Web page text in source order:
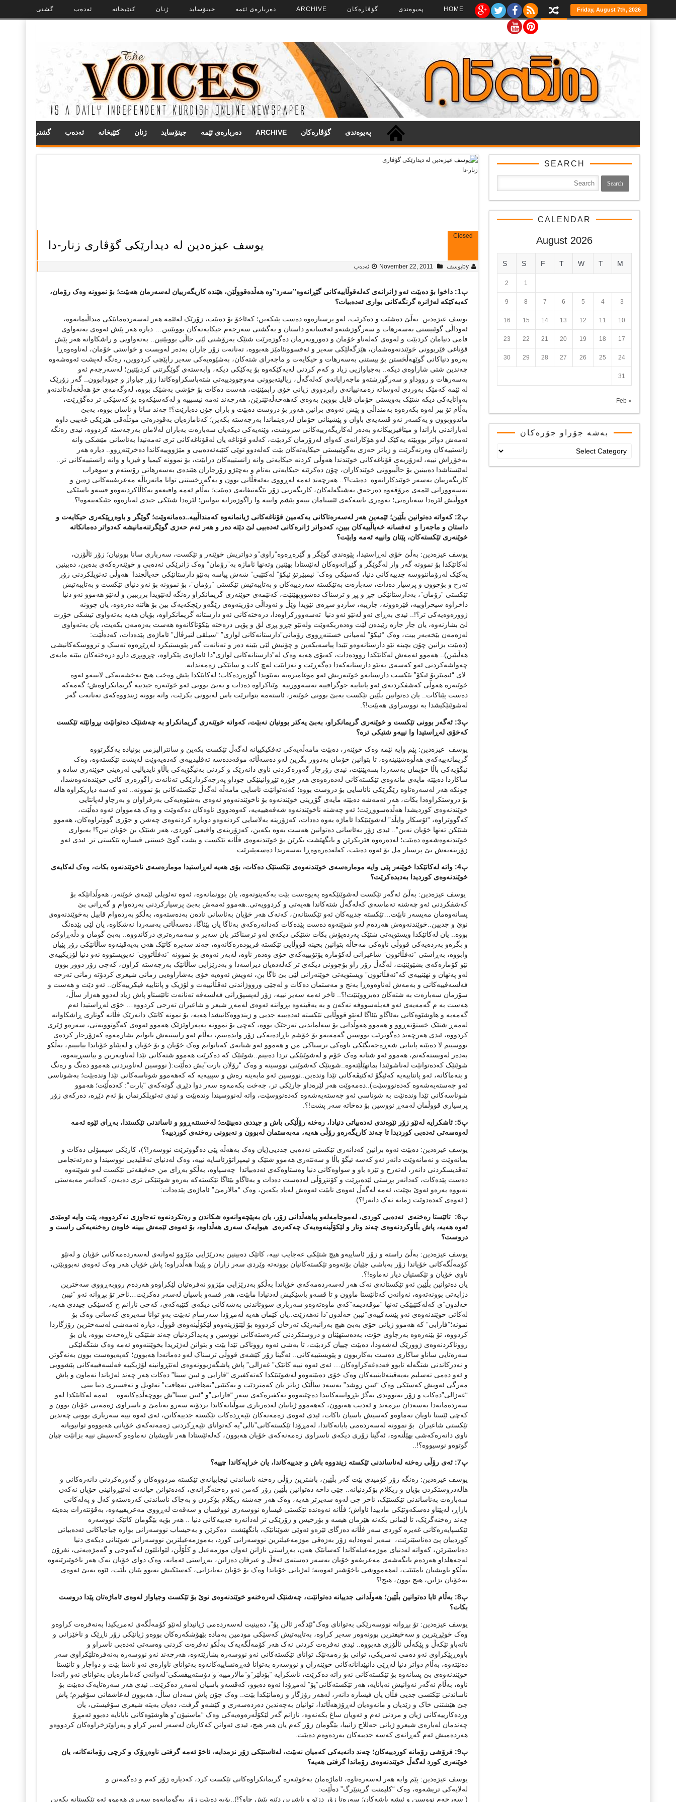
گشتی ئەدەب کتێبخانە ژنان جینۆساید ده‌رباره‌ی ئێمه ARCHIVE گۆڤاره‌کان په‌‌یوه‌ندی HOME Friday, August 7th, 2026
گشتی ئەدەب کتێبخانە ژنان جینۆساید ده‌رباره‌ی ئێمه ARCHIVE گۆڤاره‌کان په‌‌یوه‌ندی
یوسف عیزه‌دین له‌ دیدارێکی گۆڤاری زنار-دا
Closed
byیوسف November 22, 2011 ئەدەب
پ1: داخوا بۆ ده‌بێت ئه‌و ژانرانه‌ی که‌له‌قوڵاییه‌کانی گێڕانه‌وه”سه‌رد”‌وه‌ هه‌ڵده‌قووڵێن، هێنده‌ کاریگه‌رییان له‌سه‌رمان هه‌بێت؛ بۆ نموونه‌ وه‌ک رۆمان،
که‌یه‌کێكه‌ له‌ژانره‌ گرنگه‌کانی بواری ئه‌ده‌بیات؟
یوسف عیزه‌دین: به‌ڵێ ده‌شێت و ده‌کرێت، له‌و پرسیاره‌وه‌ ده‌ست پێبکه‌ین؛ که‌ئاخۆ بۆ ده‌بێت، زۆرێک له‌ئێمه‌ هه‌ر له‌سه‌رده‌مانێکی منداڵیمانه‌وه‌،
ئه‌وداڵی گوێبیستی به‌سه‌رهات و سه‌رگوزشته‌و ئه‌فسانه‌و داستان و به‌گشتی سه‌رجه‌م حیکایه‌ته‌کان بووبێتین… دیاره‌ هه‌ر پێش ئه‌وه‌ی به‌ته‌واوی
فامی دنیامان کردبێت و له‌وه‌ی که‌له‌ناو خۆمان و ده‌وروبه‌رمان ده‌گوزه‌رێت شتێک به‌رۆشنی لێی حاڵی بووبێتین.. به‌ته‌واویی و راشکاوانه‌ هه‌ر پێش
قۆناغی فێربوونی خوێندنه‌وه‌شمان، هێزگه‌لێکی سه‌یر و ئه‌فسوونئامێز هه‌بووه‌، ته‌نانه‌ت زۆر جاران به‌ده‌ر له‌ویست و خواستی خۆمان، له‌ناوه‌وه‌ڕا
به‌ره‌و دنیاکانی گوێهه‌ڵخستن بۆ بیستنی به‌سه‌رهات و حیکایه‌ت و ماجه‌رای شته‌کان، به‌شێوه‌یه‌کی سه‌یر راپێچی کردووین، ره‌نگه‌ له‌پشت ئه‌وه‌شه‌وه‌
چه‌ندین شتی شاراوه‌ی دیکه..‌ به‌جیاوازیی زیاد و که‌م کردنی له‌یه‌کێکه‌وه‌ بۆ یه‌کێکی دیکه‌، وابه‌سته‌ی گوێگرتنی کردبێتین؛ له‌سه‌رجه‌م ئه‌و
به‌سه‌رهات و رووداو و سه‌رگوزشته‌و ماجه‌رایانه‌ی که‌له‌گه‌ڵ، ریالیته‌بوونی مه‌وجوودییه‌تی شته‌باسکراوه‌کاندا زۆر جیاواز و جوودابوون.. گه‌ر زۆرێک
له‌ ئێمه‌ که‌مێک به‌وردی له‌و‌ساته‌ زه‌مه‌نییانه‌ی رابردووی ژیانی خۆی رابمێنێت، هه‌ست ده‌کات بۆ خۆشی به‌شێک بووه‌، له‌وگه‌مه‌ی خۆ هه‌ڵخه‌ڵه‌تاندنه‌و
به‌واتایه‌کی دیکه‌ شتێک به‌ویستی خۆمان قایل بووین به‌وه‌ی که‌هه‌خه‌ڵه‌تێنرێن، هه‌رچه‌ند ئه‌مه‌ نیسبییه‌ و له‌که‌سێکه‌وه‌ بۆ که‌سێکی تر ده‌گۆڕێت،
به‌ڵام تۆ بیر له‌وه‌ بکه‌ره‌وه‌ به‌منداڵی و پێش ئه‌وه‌ی بزانین هه‌ور بۆ دروست ده‌بێت و باران چۆن ده‌بارێت؟! چه‌ند سانا و ئاسان بووه‌، به‌بێ
ماندووبوون و یه‌کسه‌ر ئه‌و قسه‌یه‌ی باوان و پێشینانی خۆمان له‌زه‌ینماندا به‌رجه‌سته‌ بکه‌ین؛ که‌ئاماژه‌یان به‌قودره‌تی موتڵه‌قی هێزێکی غه‌یبی داوه‌
له‌باراندنی باراندا و میتافیزییکانه‌و به‌ده‌ر له‌کاریگه‌رییه‌کانی سروشت، وێنه‌یه‌کی دیکه‌یان سه‌باره‌ت به‌باران له‌لامان به‌رجه‌سته‌ کردووه‌، ئیدی ره‌نگه‌
ئه‌مه‌ش دواتر بووبێته‌‌ یه‌كێک له‌و هۆکارانه‌ی که‌وای له‌زۆرمان کردبێت، که‌له‌و قۆناغه‌ یان له‌قۆناغه‌کانی تری ته‌مه‌نیدا به‌ئاسانی مێشکی وانه‌
زانستییه‌کان وه‌رنه‌گرێت و زیاتر حه‌زی به‌گوێبیستی حیکایه‌ته‌کان بێت که‌له‌دوو توێی کتێبه‌ئه‌ده‌بیی و مێژووییه‌کاندا ده‌خرێته‌ڕوو.. دیاره‌ هه‌ر
به‌خۆڕاش نییه‌، له‌زۆربه‌ی قۆناغه‌کانی خوێندندا هه‌وڵی کردنه‌ حیکایه‌تی وانه‌ زانستییه‌کان درابێت، بۆ نموونه‌ کیمیا و فیزیا و وانه‌ زانستییه‌کانی تر..
له‌ئێستاشدا ده‌بینین بۆ حاڵیبوونی خوێندکاران، چۆن ده‌کرێنه‌ حیکایه‌تی به‌تام و به‌چێژو زۆرجاران هێنده‌ی به‌سه‌رهاتی رۆسته‌م و سوهراب
کاریگه‌رییان به‌سه‌ر خوێندکارانه‌وه‌ ده‌بێت!؟.. هه‌رچه‌ند ئه‌مه‌ له‌ڕووی به‌ئه‌قڵانی بوون و به‌گه‌ڕخستنی توانا ماته‌ریاڵه‌ مه‌عریفییه‌کانی زه‌ین و
ته‌سه‌ووراتی ئێمه‌ی مرۆڤه‌وه‌ ده‌رحه‌ق به‌شتگه‌له‌کان، کا‌ریگه‌ریی زۆر نێگه‌تیفانه‌ی ده‌بێت؛ به‌ڵام ئه‌مه‌ واقیعه‌و یه‌کاڵاکردنه‌وه‌و قسه‌و باسێکی
قووڵیش لێره‌دا سه‌باره‌تی؛ ته‌وه‌ری باسه‌که‌ی ئێستامان نییه‌و پێشم وانییه‌ وا راگوزه‌رانه‌ بتوانین؛ لێره‌دا شتێکی جیدی له‌باره‌وه‌ جێبکه‌ینه‌وه‌!؟.
پ2: که‌واته‌ ده‌توانین بڵێین؛ ئێمه‌ین هه‌ر له‌سه‌ره‌تاکانی یه‌که‌مین قۆناغه‌کانی ژیانمانه‌وه‌ که‌منداڵییه‌..ده‌مانه‌وێت؛ گوێگر و باوه‌ڕپێکه‌ری حیکایه‌ت و
داستان و ماجه‌را و ئه‌فسانه‌ خه‌یاڵییه‌کان ببین، که‌دواتر ژانره‌کانی ئه‌ده‌بیی لێ دێته‌ ده‌ر و هه‌ر ئه‌م حه‌زی گوێگرتنه‌مانیشه‌‌ که‌دواتر ده‌مانکاته‌
خوێنه‌ری تێکسته‌کان، پێتان وانییه‌ ئه‌مه‌ وابێت؟
یوسف عیزه‌دین: به‌ڵێ خۆی له‌ڕاستیدا، پێوه‌ندی گوێگر و گێره‌ڕه‌وه”راوی”‌و دواتریش خوێنه‌ر و تێکست، سه‌رباری سانا بوونیان؛ زۆر ئاڵۆزن،
له‌کاتێکدا بۆ نموونه‌ گه‌ر واز له‌گوێگر و گێڕانه‌وه‌کان له‌ئێستادا بهێنین وته‌نها ئاماژه‌ به‌”رۆمان” وه‌ک ژانرێکی ئه‌ده‌بی و خوێنه‌ره‌که‌ی بده‌ین، ده‌بینین
یه‌کێک له‌رۆماننووسه‌ جدییه‌کانی دنیا، که‌سێکی وه‌ک” ئیمبێرتۆ ئیکۆ” له‌کتێبی” شه‌ش پیاسه‌ به‌نێو دارستانێکی خه‌یاڵچندا” هه‌وڵی ته‌ئویلکردنی زۆر
ته‌رح و بۆچوون و پرسیار ده‌دات، سه‌باره‌ت به‌تێکسته‌ سه‌ردییه‌کان و به‌تایبه‌تیش تێکستی “رۆمان”، بۆ نموونه‌ بۆ ئه‌و دنیای تێکست و به‌تایبه‌تیش
تێکستی “رۆمان”، به‌دارستانێکی چڕ و پڕ و ترسناک ده‌شووبهێنێت، که‌ئێمه‌ی خوێنه‌ری گریمانکراو ره‌نگه‌ له‌نێویدا بزرببین و له‌نێو هه‌موو ئه‌و دنیا
داخراوه‌ سیحراوییه‌، قێزه‌وونه،‌ جازیبه‌، ساردو سڕه‌ی نێویدا وێڵ و ئه‌وداڵی دۆزینه‌وه‌ی رێگه‌و رێچکه‌یه‌ک بین بۆ هاتنه‌ ده‌ره‌وه،‌ یان چوونه‌
ژووره‌وه‌یه‌کی تر؟!.. ئیدی به‌ڕای ئه‌و له‌نێو ئه‌و دنیا ته‌سه‌وورکراوه‌دا، دره‌خته‌کانی ئه‌و دارستانه‌ گریمانکراوه‌، ‌بۆیان هه‌یه‌ به‌ته‌واوی تیشکی خۆرت
لێ بشارنه‌وه،‌ یان جار جاره‌ رێبده‌ن لێت وه‌ده‌ربکه‌وێت وله‌نێو چڕو پڕی لق و پۆپی دره‌خته‌ بێکۆتاکانه‌وه‌ هه‌ست به‌زه‌مه‌ن بکه‌یت، یان به‌ته‌واوی
له‌زه‌مه‌ن بێخه‌به‌ر بیت، وه‌ک “ئیکۆ” له‌میانی خستنه‌ڕووی رۆمانی”دارستانه‌کانی لوازی” “سیلڤی لنیرڤال” ئاماژه‌ی پێده‌دات، که‌ده‌ڵێت:
(ده‌بێت بزانین چۆن بچینه‌ نێو دارستانه‌وه‌و تێیدا پیاسه‌بکه‌ین و چۆنیش لێی بێینه‌ ده‌ر و ته‌نانه‌ت گه‌ر پێویستیکرد له‌ڕێڕه‌وه‌ ته‌سک و ترووسکه‌کانیشی
هه‌ڵبێین).. هه‌موو ئه‌مه‌ش له‌کاتێکدا رووده‌دات، که‌بۆی هه‌یه‌ وه‌ک له‌”دارستانه‌کانی لوازی”دا ئاماژه‌ی پێکراوه‌، چڕوپڕی دارو دره‌خته‌کان ببێته‌ مایه‌ی
چه‌واشه‌کردنی ئه‌و که‌سه‌ی به‌نێو دارستانه‌که‌دا ده‌گه‌ڕێت و نه‌زانێت له‌چ کات و ساتێکی زه‌مه‌ندایه‌.
لای “ئیمبێرتۆ ئیکۆ” تێکست دارستانه‌و خوێنه‌ریش ئه‌و موغامیره‌یه‌ به‌نێویدا گوزه‌رده‌کات؛ له‌کاتێکدا پێش وه‌خت هیچ نه‌خشه‌یه‌کی لانییه‌و ئه‌وه‌
خوێنه‌ره‌ هه‌وڵی که‌شفکردنه‌ی ئه‌و پانتاییه‌ جوگرافییه‌ ته‌سه‌وورییه‌ ‌ وێناکراوه‌ ده‌دات و به‌بێ بوونی ئه‌و خوێنه‌ره‌ جیدییه‌ گریمانکراوه‌ش؛ گه‌مه‌که‌
ده‌ست پێناکات.. یان ده‌توانین بڵێین تێکست به‌بێ بوونی خوێنه‌ر، ئاسته‌مه‌ بتوانرێت باس له‌بوونی بکرێت، واته‌ بوونه‌ زیندووه‌که‌ی ته‌نانه‌ت گه‌ر
له‌شوێنێکیشدا به‌ نووسراوی هه‌بێت!؟.
پ3: ئه‌گه‌ر بوونی تێکست و خوێنه‌ری گریمانکراو، به‌بێ یه‌کتر بوونیان نه‌بێت، که‌واته‌ خوێنه‌ری گریمانکراو به‌ چه‌شنێک ده‌توانێت ‌بڕوانێته تێکست
که‌خۆی له‌ڕاستیدا وا نییه‌و شتیکی تره‌؟
یوسف عیزه‌دین: پێم وایه‌ ئێمه‌ وه‌ک خوێنه‌ر، ده‌بێت مامه‌ڵه‌یه‌کی ته‌فکیکییانه‌ له‌گه‌ڵ تێکست بکه‌ین و سانترالیزمی بونیاده‌ یه‌کگرتووه‌
گریمانه‌ییه‌که‌ی هه‌ڵوه‌شێنینه‌وه‌، تا بتوانین خۆمان به‌دوور بگرین له‌و ده‌سه‌ڵاته‌ موقه‌دده‌سه‌ ته‌قلیدییه‌ی که‌ده‌یه‌وێت له‌پشت تێکسته‌وه‌، وه‌ک
ئیگۆیه‌کی باڵا خۆیمان به‌سه‌ردا بسه‌پێنێت، ئیدی زۆرجار گه‌وره‌کردنی ناوی دانه‌رێک و کردنی به‌ئیگۆیه‌کی باڵاو ئایدیالیی له‌زه‌ینی خوێنه‌ری ساده‌ و
ساکاردا ده‌بێته‌ مایه‌ی مانه‌وه‌ی تێکسته‌کانی له‌ده‌ره‌وه‌ی هه‌ر جۆره‌ تێڕوانینێکی جوداو په‌رچه‌کردارێکی ته‌نانه‌ت راگوزه‌ری کاتی خوێنده‌نه‌وه‌شدا،
چونکه‌ هه‌ر له‌سه‌ره‌تاوه‌ رێگرێکی نائاسایی بۆ دروست بووه؛‌ که‌نه‌توانێت ‌ئاسایی مامه‌ڵه‌ له‌گه‌ڵ تێکسته‌کانی بۆ نموونه..‌ ئه‌و که‌سه‌ دیاریکراوه‌ هاله‌
بۆ دروستکراوه‌دا بکات، هه‌ر ئه‌مه‌شه‌ ده‌بێته‌ مایه‌ی گۆڕینی خوێندنه‌وه‌ بۆ ناخوێندنه‌وه‌و ئه‌وه‌ی به‌شێوه‌یه‌کی به‌رفراوان و به‌رچاو له‌پانتایی
خوێندنه‌وه‌ی کوردیشدا هه‌ڵده‌سووڕێت؛ ئه‌و چه‌شنه‌ ناخوێندنه‌وه‌ شه‌فه‌هییه‌یه‌، که‌وه‌دووی ناوه‌کان ده‌که‌وێت و وه‌ک هه‌مووان ئه‌وه‌ ده‌ڵێت،
که‌گووتراوه‌، “ئۆسکار وایڵد” له‌شوێنێکدا ئاماژه‌ به‌وه‌ ده‌دات، که‌زۆرینه‌ به‌لاسایی کردنه‌وه‌و دوباره‌ کردنه‌وه‌ی چه‌شن و جۆری گووتراوه‌کان، هه‌موو
شتێکن ته‌نها خۆیان نه‌بن”.. ئیدی زۆر به‌ئاسانی ده‌توانین هه‌ست به‌وه‌ بکه‌ین، که‌زۆرینه‌ی واقیعی کوردی، هه‌ر شتێک بن خۆیان نین؟! به‌بواری
خوێندنه‌وه‌شه‌وه‌ ده‌بێت؛ له‌ده‌ره‌وه‌ فێربکرێن و بانگهێشت بکرێن بۆ خوێندنه‌وه‌ی فڵانه‌ تێکست و پشت گوێ خستنی فیساره‌ تێکستی تر. ئیدی ئه‌و
زۆرینه‌یه‌ش بێ پرسیار مل بۆ ئه‌وه‌ ده‌نێت، که‌له‌ده‌ره‌وه‌ڕا به‌سه‌ریدا ده‌سه‌پێنرێت.
پ4: واته‌ له‌کاتێکدا خوێنه‌ر پێی وایه‌ موماره‌سه‌ی خوێندنه‌وه‌ی تێکستێک ده‌کات، بۆی هه‌یه‌ له‌ڕاستیدا موماره‌سه‌ی ناخوێندنه‌وه‌ بکات، وه‌ک له‌کایه‌ی
خوێندنه‌وه‌ی کوردیدا به‌دیده‌کرێت؟
یوسف عیزه‌دین: به‌ڵێ ئه‌گه‌ر تێکست له‌شوێنێکه‌وه‌ په‌یوه‌ست بێت به‌که‌ینونه‌وه‌، یان بوونمانه‌وه‌، ئه‌وه‌ ته‌ئویلی ئێمه‌ی خوێنه‌ر، هه‌وڵدانێکه‌ بۆ
که‌شفکردنی ئه‌و چه‌شنه‌ ته‌ماسه‌ی که‌له‌گه‌ڵ شته‌کاندا هه‌یه‌تی و کردوویه‌تی..هه‌موو ئه‌مه‌ش به‌بێ پرسیارکردنی به‌رده‌وام و گه‌ڕانی بێ
پسانه‌وه‌مان مه‌یسه‌ر نابێت…تێکسته‌ جدییه‌کان ئه‌و تێکستانه‌ن، که‌نه‌ک هه‌ر خۆیان به‌ئاسانی ناده‌ن به‌ده‌سته‌وه‌، به‌ڵکو به‌رده‌وا‌م قابیل به‌خوێندنه‌وه‌ی
نوێ و جدیین..خوێندنه‌وه‌ش هه‌رده‌م له‌و شوێنه‌وه‌ ده‌ست پێده‌کات که‌دانه‌ره‌که‌ی به‌ئاگا یان بێئاگا، ده‌سه‌ڵاتی به‌سه‌ردا نه‌شکاوه‌، یان لێی بێده‌نگ
بووه‌.. یان له‌کاتێکدا ویستویه‌تی شتێک په‌رده‌پۆش بکات شتێکی دیکه‌ی له‌و ترسناکتر یان سه‌یر و سه‌مه‌ره‌تری درکاندووه‌.. به‌بێ گومان و دڵه‌ڕاوکێ
و بگره‌و به‌رده‌یه‌کی قووڵی ناوه‌کی مه‌حاڵه‌ بتوانین بچینه‌ قووڵایی تێکسته ‌فریوده‌ره‌کانه‌وه‌، چه‌ند سه‌یره‌ کاتێک هه‌ن به‌یه‌قینه‌وه‌ ساڵانێکی زۆر پێیان
وابووه‌، به‌ڕاستی “ئه‌فڵاتوون” شاعیرانی له‌کۆماره‌ یۆتۆبییه‌که‌ی خۆی وه‌ده‌ر ناوه‌، له‌به‌ر ئه‌وه‌ی بۆ نموونه‌ “ئه‌فڵاتوون” نه‌یویستووه‌ ئه‌و دنیا لۆژیکییه‌ی
نێو کۆماره‌که‌ی بشێوێنێت، له‌گه‌ڵ زۆر راو بۆچوونی دیکه‌ی تر که‌له‌ده‌یان دیراسه‌دا و به‌درێژایی ساڵانێک به‌رجه‌سته‌ کراون، که‌چی زۆر دوور بوون
له‌و په‌نهان و نهێنییه‌ی که‌”ئه‌فڵاتوون” ویستویه‌تی خوێنه‌رانی لێی بێ ئاگا بن، ئه‌ویش ئه‌وه‌یه‌ خۆی به‌شاراوه‌یی زمانی شیعری کردۆته‌ زمانی ته‌رحه‌
فه‌لسه‌فییه‌کانی و به‌مه‌ش له‌ناوه‌وه‌ڕا به‌نج و مه‌ستمان ده‌کات و له‌جێی ورووژاندنی ئه‌قڵانییه‌ت و لۆژیک و پانتاییه‌ فیکرییه‌کان.. ئه‌و دێت و هه‌ست و
سۆزمان سه‌باره‌ت به‌ شته‌کان ده‌بزووێنێت!؟.. ئاخر ئه‌مه‌ سه‌یر نییه‌، زۆر له‌پسپۆڕانی فه‌لسه‌فه‌ ته‌نانه‌ت تائێستاو پاش زیاد له‌دوو هه‌زار ساڵ،
هه‌ست به م گه‌مه‌یه‌ی ئه‌و فه‌یله‌سووفه‌ نه‌که‌ن و به‌ یه‌قینه‌وه‌ بڕواننه‌ ئه‌وه‌ی له‌مه‌ڕ شیعر و شاعیران ته‌رحی کردووه‌… خۆی له‌ڕاستیدا ئه‌م
گه‌مه‌یه‌ و هاوشێوه‌کانی به‌ئاگاو بێئاگا له‌نێو قووڵایی تێکسته‌ ئه‌ده‌بییه‌ جدیی و زیندووه‌کانیشدا هه‌یه‌، بۆ نمونه‌ کاتێک دانه‌رێک فڵانه‌ گوتاری ڕاشکاوانه‌
له‌مه‌ڕ شتێک خستۆته‌ڕوو و هه‌موو هه‌وڵدانی بۆ سه‌لماندنی ته‌رحێک بووه‌، که‌چی بۆ نموونه‌ به‌په‌راوێزێک هه‌موو ئه‌وه‌ی که‌گوتوویه‌تی، سه‌ره‌و ژێری
کردووه‌، ئیدی هه‌رچه‌ند ده‌گوترێت نووسین گه‌مه‌یه‌و بۆ خۆشم تاڕاده‌یه‌کی زۆر وایده‌بینم، به‌ڵام ئه‌و راستیه‌ش ناتوانم بشارمه‌وه‌ که‌زۆرجار کرده‌ی
نووسینم لا ده‌بێته‌ پانتایی شه‌ڕه‌جه‌نگێکی ناوه‌کی ترسناکی من و هه‌موو ئه‌و شتانه‌ی که‌ناتوانم وه‌ک خۆیان و بۆ خۆیان و له‌پێناو خۆیاندا بیانبینم، به‌ڵکو
به‌ده‌ر له‌ویسته‌که‌نم، هه‌موو ئه‌و شتانه‌ وه‌ک خۆم و له‌شوێنێکی تردا ده‌بینم..شوێنێک که‌ ده‌کرێت هه‌موو شته‌کانی تێدا له‌ناوبه‌رین و بیانسڕینه‌وه‌،
شوێنێک که‌ده‌توانێت له‌ناشوێندا بمانهێڵێته‌وه‌..شوینێک که‌شوێنی نووسینه‌ و وه‌ک “رۆلان بارت”یش ده‌ڵێت:( نووسین له‌ناوبردنی هه‌موو ده‌نگ و ره‌نگ
و بنه‌ماکانه‌، ئه‌و پانتاییه‌یه‌ که‌ئیگۆ ئه‌کتیڤه‌کانی تێدا ونده‌بن..نووسین ئه‌و مابه‌ینه‌ ره‌ش و سپییه‌یه‌ که‌ که‌هه‌موو شوناسه‌کانی تێدا ونده‌بێت؛ به‌شوناسی
ئه‌و جه‌سته‌یه‌شه‌وه‌ که‌ده‌نووسێت)..ده‌مه‌وێت هه‌ر لێره‌داو جارێکی تر، جه‌خت بکه‌مه‌وه‌‌ سه‌ر دوا دێڕی گوته‌که‌ی “بارت”: که‌ده‌ڵێت؛ هه‌موو
شوناسه‌کانی تێدا ونده‌نێت به‌ شوناسی ئه‌و جه‌سته‌یه‌شه‌وه‌ که‌ده‌نووسێت، واته‌ له‌نووسیندا ونده‌بێت و ئیدی ته‌ئویلکرنمان بۆ ئه‌م دێڕه‌، ده‌رکه‌ی زۆر
پرسیاری قووڵمان له‌مه‌ڕ نووسین بۆ ده‌خاته‌ سه‌ر پشت!؟.
پ5: ئاشکرایه‌ له‌نێو زۆر نێوه‌ندی ئه‌ده‌بیاتی دنیادا، ره‌خنه‌ رۆڵێکی باش و جیددی ده‌بینێت؛ له‌خستنه‌ڕوو و ناساندنی تێکستدا، به‌ڕای ئێوه‌ ئه‌مه‌
له‌وه‌سه‌تی ئه‌ده‌بی کوردیدا تا چه‌ند کاریگه‌ره‌و رۆڵی هه‌یه‌، مه‌به‌ستمان له‌بوون و نه‌بوونی ره‌خنه‌ی کوردییه‌؟
یوسف عیزه‌دین: ده‌بێت ئه‌وه‌ بزانین که‌دانه‌ری تێکستی ئه‌ده‌بی جددیی(یان وه‌ک به‌هه‌ڵه‌ پێی ده‌گووترێت نووسه‌ر!؟)، کارێکی سیمبۆلی ده‌کات و
بمانه‌وێت و نه‌مانه‌وێت دانه‌ر ئه‌و که‌سه‌ ئیگۆ باڵا و سه‌نته‌ری هه‌موو شتێک و ئیمپراتۆرئاسایه‌ نییه‌، وه‌ک له‌دنیای ته‌قلیدیی نووسیندا و ده‌رئه‌نجامی
ته‌قدیسکردنی دانه‌ر، له‌ته‌رح و تێزه‌ باو و سواوه‌کانی دنیا وه‌ستاوه‌که‌ی ئه‌ده‌بیاتدا چه‌سپاوه‌، به‌ڵکو به‌ڕای من حه‌قیقه‌تی تێکست له‌و شوێنه‌وه‌
ده‌ست پێده‌کات، که‌دانه‌ر بڕستی لێده‌بڕێت و کۆنتڕۆڵی له‌ده‌ست ده‌دات و به‌ئاگاو بێئاگا تێکسته‌که‌ به‌ره‌و شوێنێکی تری ده‌به‌ن، که‌دانه‌ر مه‌به‌ستی
نه‌بووه‌ به‌ره‌و ئه‌وێ بچێت، ئه‌مه‌ له‌گه‌ڵ ئه‌وه‌ی نابێت ئه‌وه‌ش له‌یاد بکه‌ین، وه‌ک “مالارمێ” ئاماژه‌ی پێده‌دات:
( ئه‌وه‌ی که‌ده‌دوێت زمانه‌ نه‌ک دانه‌ر!؟).
پ6: تائێستا ره‌خنه‌ی ئه‌ده‌بی کوردی، له‌موجامه‌له‌و پیاهه‌ڵدانی زۆر، یان به‌پێچه‌وانه‌وه‌ شکاندن و ره‌تکردنه‌وه‌ ته‌جاوزی نه‌کردووه‌، پێت وایه‌ ئومێدی
ئه‌وه‌ هه‌یه‌، پاش بڵاوکردنه‌وه‌ی چه‌ند وتار و لێکۆڵینه‌وه‌یه‌ک چه‌که‌ره‌ی هیوایه‌ک سه‌ری هه‌ڵداوه‌، بۆ ئه‌وه‌ی ئێمه‌ش ببینه‌ خاوه‌ن ره‌خنه‌یه‌کی راست و
دروست؟
یوسف عیزه‌دین: به‌ڵێ راسته‌ و زۆر ئاساییه‌و هیچ شتێکی عه‌جایب نییه‌، کاتێک ده‌بینین به‌درێژایی مێژوو ئه‌وانه‌ی له‌سه‌رده‌مه‌کانی خۆیان و له‌نێو
کۆمه‌ڵگه‌کانی خۆیاندا زۆر به‌باشی جێیان بۆته‌وه‌و تێکسته‌کانیان بوونه‌ته‌ وێردی سه‌ر زاران و پێیدا هه‌ڵدراوه‌؛ پاش خۆیان هه‌ر وه‌ک ئه‌وه‌ی نه‌بووبێتن،
ناوی خۆیان و تێکستیان دیار نه‌ماوه‌!؟.
یان ده‌توانین بڵێین ئه‌و تێکستانه‌ی نه‌ک هه‌ر له‌سه‌رده‌مه‌که‌ی خۆیاندا به‌ڵکو به‌درێژایی مێژوو نه‌فره‌تیان لێکراوه‌و هه‌رده‌م رووبه‌ڕووی سه‌خترین
دژایه‌تی بوونه‌ته‌وه‌، ئه‌وانه‌ن که‌تائێستا ماوون و تا قسه‌و باسێکیش له‌دنیادا مابێت، هه‌ر قسه‌و باسیان له‌سه‌ر ده‌کرێت…ئاخر تۆ بڕوانه‌ ئه‌و “ئیبن
خه‌لدون”ی که‌له‌کتێبێکی ته‌نها “موقه‌دیمه‌”که‌ی ماوه‌ته‌وه‌و سه‌رباری سووتاندنی به‌شه‌کانی دیکه‌ی کتێبه‌که‌ی، که‌چی نازانم چ که‌سێکی جیددی هه‌یه‌،
له‌کاتی خوێندنه‌وه‌ی ئه‌و پێشه‌کییه‌ی”ئیبن خه‌لدون”دا نه‌هه‌ژێت..یان کێمان هه‌یه‌ له‌مڕۆدا سه‌رسام نه‌بێت به‌و توانا سه‌یره‌ی که‌سانی وه‌ک بۆ
نمونه‌؛”فارابی” که‌ هه‌موو ژیانی خۆی به‌بێ هیچ به‌رانبه‌رێک ته‌رخان کردووه‌ بۆ لێتۆژینه‌وه‌و لێکۆڵینه‌وه‌ی قووڵ، دیاره‌ ئه‌مه‌شی له‌سه‌خترین رۆژگاردا
کردووه‌، تۆ بێنه‌ره‌وه‌ به‌رچاوی خۆت، به‌ده‌ستهێنان و دروستکردنی که‌ره‌سته‌کانی نووسین و په‌یداکردنیان چه‌ند شتێکی ناڕه‌حه‌ت بووه‌، یان بۆ
رووناکردنه‌وه‌ی ژوورێک له‌شه‌ودا، ده‌بێت چییان کردبێت، تا به‌شی ئه‌وه‌ رووناکی تێدا بێت و بتوانن له‌ژێریدا بخوێننه‌وه‌و ئه‌مه‌ وه‌ک شتگه‌لێکی
سه‌ره‌تایی ساناو ساکاری ده‌ست به‌کاربوون و پێویستییه‌کانی.. ئه‌گینا زۆر کێشه‌ی قووڵی ترسناک له‌و ده‌مانه‌دا هه‌بوون؛ که‌په‌یوه‌ست بوون‌ به‌نه‌‌گوتن
و نه‌درکاندنی شتگه‌له‌ تابوو قه‌ده‌غه‌کراوه‌کان… ئه‌ی ئه‌وه‌ نییه‌ کاتێک” غه‌زالی” پاش پاشگه‌زبوونه‌وه‌ی له‌تێڕوانینه‌ لۆژیکییه‌ فه‌لسه‌فییه‌کانی پێشوویی
و ئه‌و ده‌می ته‌سلیم به‌یه‌قینه‌ئاینییه‌کان وه‌ک خۆی ده‌بێته‌وه‌و له‌شوێنێکدا که‌ته‌کفیری “فارابی و ئیبن سینا” ده‌کات هه‌ر چه‌ند له‌ژیاندا نه‌ماون و پاش
مه‌رگی ئه‌ویش که‌سێکی وه‌ک “ئیبن روشد” به‌سه‌د ساڵێک زیاتر یان که‌متردێت و به‌کتێبی”ته‌هافتی ته‌هافت” ته‌ئویل و ته‌فسیری دنیا بینی
“غه‌زالی”ده‌کات و زۆر به‌تووندی به‌گژ تێڕوانینه‌کانیدا ده‌چێته‌وه‌و ته‌کفیره‌که‌ی سه‌ر “فارابی”و “ئیبن سینا”ش پووچه‌ڵده‌کاته‌وه‌… ئه‌مه‌ له‌کاتێکدا له‌و
سه‌رده‌مانه‌دا به‌سه‌دان بیرمه‌ند و ئه‌دیب هه‌بوون، که‌هه‌موو ژیانیان له‌ده‌رباری سوڵتانه‌کاندا بردۆته‌ سه‌رو به‌نامێ و ناسراوی زه‌مه‌نی خۆیان بوون و
که‌چی ئێستا ناویان نه‌ماوه‌و که‌سیش باسیان ناکات، ئیدی ئه‌وه‌ی زه‌مه‌نه‌کان تێپه‌ڕده‌کات تێکسته‌ جدییه‌کانن، ئه‌ی ئه‌وه‌ نییه‌ سه‌رباری بوونی چه‌ندین
تێکستی شاعیران بۆ نموونه‌ له‌سه‌رده‌می بابانه‌کاندا، له‌مڕۆدا تێکسته‌کانی”نالی”یه‌ که‌توانای تێپه‌ڕکردنی زه‌مه‌نه‌که‌ی خۆیانی هه‌بووه‌و توانیویانه‌
ناوی دانه‌ره‌که‌شی بهێڵنه‌وه‌، ئه‌گینا زۆری دیکه‌ی ناسراوی زه‌مه‌نه‌که‌ی خۆیان هه‌بوون، که‌له‌ئێستادا ‌هه‌ر ناویشیان نه‌ماوه‌و که‌سیش نییه‌ بزانێت چیان
گوتوه‌و نوسیووه‌؟!..
پ7: ئه‌ی رۆڵی ره‌خنه‌ له‌ناساندنی تێکسته‌ زیندووه ‌باش و جدییه‌کاندا، یان خراپه‌کاندا چییه‌؟
یوسف عیزه‌دین: ره‌نگه‌ زۆر کۆمیدی بێت گه‌ر بڵێین، باشترین رۆڵی ره‌خنه‌ ناساندنی ئیجابیانه‌ی تێکسته‌ مردووه‌کان و گه‌وره‌کردنی دانه‌ره‌کانی و
هاله‌دروستکردن بۆیان و ریکلام بۆکردنیانه‌.. جێی داخه ده‌توانین بڵێین زۆر که‌من ئه‌و ره‌خنه‌گرانه‌ی، که‌ده‌توانن خیانه‌ت له‌تێڕوانینی خۆیان نه‌که‌ن
سه‌باره‌ت به‌ناساندنی تێکستێک، ئاخر چی له‌وه‌ سه‌یرتر هه‌یه‌، وه‌ک هه‌ر چه‌شنه‌ ریکلام بۆکردن و به‌چاک ناساندنی که‌ره‌سته‌و که‌ل و په‌له‌کانی
بازاڕ، له‌پێناو ده‌سکه‌وتێکی مادییدا ئاواش؛ فڵانه‌ ئه‌وه‌نده‌ تێکستی فیساره‌ نووسه‌ری نووقسان و سه‌قه‌ت له‌ڕووی مه‌عریفییه‌وه‌، به‌قۆنته‌رات بده‌یته‌
چه‌ند ره‌خنه‌گرێک، تا لێمانی بکه‌نه‌ هێرمان هیسه‌ و بۆرخیس و زۆرێکی تر له‌دانه‌ره‌ جدییه‌کانی دنیا .. هه‌ر بۆیه‌ بێگومان کاتێک نووسه‌ره‌
ئێکسپایه‌ره‌کانی غه‌یره‌ کوردی سه‌ر فڵانه‌ ده‌زگای ئێره‌و ئه‌وێی شوێنانێک، بانگهێشت ده‌کرێن و به‌حیساب نووسه‌رانی بواره‌ جیاجیاکانی ئه‌ده‌بیاتی
کوردییان پێ ده‌ناسێنرێت، سه‌یر له‌وه‌دایه‌ زۆر به‌زه‌قی موزمه‌عیلترین نووسه‌رانی کورد، به‌موزمه‌عیلترین نووسه‌رانی شوێنانی دیکه‌ی دنیا
ده‌ناسێنرێن، که‌واته‌ له‌دنیای موزمه‌عیله‌کاندا که‌سانێک هه‌ن، به‌ڕاستی نازانن ئه‌وان موزمه‌عیل و کڵۆڵن، لێوانلێون له‌گه‌وجی و گه‌مژه‌یه‌تی، نغرۆن
له‌جه‌هلداو هه‌رده‌م بانگه‌شه‌ی مه‌عریفه‌و خۆیان به‌سه‌ر ده‌سته‌ی ئه‌قڵ و عیرفان ده‌زانن، به‌ڕاستی ئه‌مانه‌، وه‌ک دوای خۆیان نه‌ک هه‌ر ناخوێنرێنه‌وه‌
به‌ڵکو ناویشیان نامێنێت، له‌هه‌مووشی ناخۆشتر ئه‌وه‌یه‌؛ له‌ژیانی خۆیاندا وه‌ک بۆ خۆیان نه‌یانزانی، که‌سێکیش نه‌بوو پێیان بڵێت، ئێوه‌ به‌بێ ئه‌وه‌ی
به‌خۆتان بزانن، هیچ بوون، هیچ!؟
پ8: به‌ڵام ئایا ده‌توانین بڵێین؛ هه‌وڵدانی جدییانه‌ ده‌توانێت، چه‌شنێک له‌ره‌خنه‌و خوێندنه‌وه‌ی نوێ بۆ تێکست وجیاواز له‌وه‌ی ئاماژه‌تان پێدا دروست
بکات؟
یوسف عیزه‌دین: تۆ بڕوانه‌ نووسه‌رێکی به‌توانای وه‌ک”ئێدگه‌ر ئالن پۆ”، ده‌بینیت له‌سه‌رده‌می ژیانیداو له‌نێو کۆمه‌ڵگه‌ی ئه‌مریکیدا به‌نه‌فره‌ت کراوه‌و
وه‌ک خوێڕیترین و سه‌خیفترین بوونه‌وه‌ر سه‌یر کراوه‌، به‌تایبه‌تیش که‌سێکی مودمین به‌ماده‌ بێهۆشکه‌ره‌کان بووه‌و ژیانێکی زۆر ناڕێک و ناخێزانی و
ناته‌باو تێکه‌ڵ و پێکه‌ڵی ئاڵۆزی هه‌بووه‌.. ئیدی نه‌فره‌ت کردنی نه‌ک هه‌ر کۆمه‌ڵگه‌یه‌ک به‌ڵکو نه‌فره‌ت کردنی وه‌سه‌تی ئه‌ده‌بی ناسراو و
باوه‌ڕپێکراوی ئه‌و ده‌می ئه‌مریکی، توانی بۆ زه‌مه‌نێک توانای تێکسته‌کانی ئه‌و نووسه‌ره‌ بشارێته‌وه‌، هه‌رچه‌ند ئه‌و نووسه‌ره‌ به‌نه‌فره‌تلێکراوی سه‌ر
ده‌نێته‌وه‌، به‌ڵام دواتر دنیا له‌ڕێی دانپێدانانه‌کانی خوێنه‌ران و نووسه‌ره‌ به‌توانا فه‌ڕه‌نساییه‌کانه‌وه‌ به‌توانای ناوازه‌ی ئه‌و ئاشنا بێت و دواجار و تائێستا
خوێندنه‌وه‌ی بێ پسانه‌وه‌ بۆ تێکسته‌کانی ئه‌و زاته‌ ده‌کرێت، ئاشکرایه‌ “بۆدلێر”و”مالارمییه‌”و”دۆسته‌ییڤسکی”له‌وانه‌ن که‌ئاماژه‌یان به‌توانای ئه‌و زاته‌دا
ناوه‌، به‌ڵام ئه‌گه‌ر ئه‌وانیش نه‌بانایه‌، هه‌ر تێکسته‌کانی”پۆ” له‌مڕۆدا ئه‌وه‌ ده‌بوو، که‌قسه‌و باسیان له‌مه‌ڕ ده‌کرێت.. ئیدی هه‌ر سه‌ره‌تا‌یه‌ک ده‌بێت بۆ
ناساندنی تێکتسی جدیی فڵان یان فیساره‌ دانه‌ر، له‌هه‌ر رۆژگار و زه‌مانێکدا بێت.. وه‌ک چۆن پاش سه‌دان ساڵ، هه‌بوون له‌عاشقانی سۆفیزم؛ پاش
جێ هێشتنی خاک و زێدیان و مانه‌وه‌یان له‌ڕۆژهه‌ڵاتدا، توانیان به‌چه‌ندین ده‌رده‌سه‌ری و کێشه‌و گرفت، ده‌یان به‌یته‌ شیعری سۆفیستی، یان
ورده‌کارییه‌کانی ژیان و مردنی ئه‌م و ئه‌ویان ساغ بکه‌نه‌وه‌، نازانم گه‌ر لێکۆڵه‌ره‌وه‌یه‌کی وه‌ک “ماسنیۆن”و هاوشێوه‌کانی نابانایه‌ ده‌بوو ئه‌مڕۆ
چه‌ندمان له‌باره‌ی شیعرو ژیانی حه‌للاج زانیبا، بێگومان زۆر که‌م یان هه‌ر هیچ، ئیدی ئه‌وانن که‌کاریان له‌سه‌ر له‌بیر کراو و په‌راوێزخراوه‌کان کردووه‌و
هه‌رده‌میش ئه‌م گه‌ڕانه‌ی که‌سه‌ جدییه‌کان به‌رده‌وه‌م ده‌بێت.
پ9: فرۆشی رۆمانه‌ کوردییه‌کان؛ چه‌ند دانه‌یه‌کی که‌میان نه‌بێت، له‌ئاستێکی زۆر نزمدایه‌، ئاخۆ ئه‌مه‌ گرفتی ناوه‌ڕۆک و کرچی رۆمانه‌کانه‌، یان
خوێنه‌ری کورد له‌گه‌ڵ خوێندنه‌وه‌ی رۆماندا گرفتی هه‌یه‌؟
یوسف عیزه‌دین: پێم وایه‌ هه‌ر له‌سه‌ره‌تاوه‌، ئاماژه‌مان به‌خوێنه‌ره‌ گریمانکراوه‌کانی تێکست کرد، که‌دیاره‌ زۆر که‌م و ده‌گمه‌نن و
له‌لایه‌کی تریشه‌وه‌، وه‌ک “کلیمنت گرینبێرگ” ده‌ڵێت:
( سه‌رجه‌م نووسین و ئیشه‌ باشه‌کان؛ سه‌ره‌تا زۆر دزێو و ناشرین دێنه‌ پێش چاو؟!)..بۆیه‌ ده‌بێت زۆر به‌گومانه‌وه‌ سه‌یری هه‌موو ئه‌و تێکستانه‌ بکه‌ین
SEARCH
CALENDAR
August 2026
M
T
W
T
F
S
S
1
2
3
4
5
6
7
8
9
10
11
12
13
14
15
16
17
18
19
20
21
22
23
24
25
26
27
28
29
30
31
« Feb
بەشە جۆراو جۆرەکان
جۆرەکان